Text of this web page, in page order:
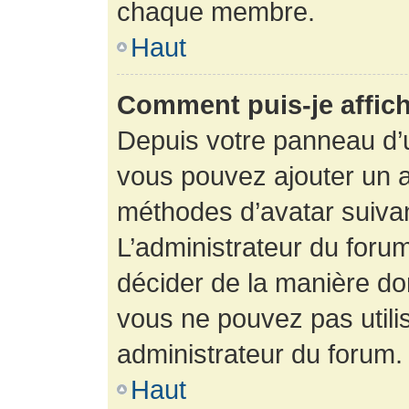
chaque membre.
Haut
Comment puis-je
Depuis votre panneau
vous pouvez ajouter un
méthodes d’avatar
L’administrateur du
décider de la manière
vous ne pouvez pas
administrateur du forum.
Haut